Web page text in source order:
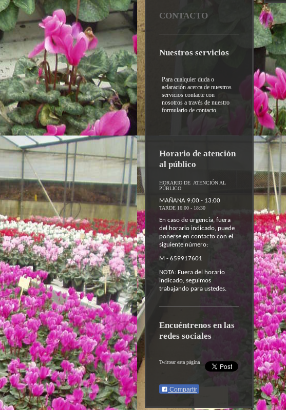
CONTACTO
Nuestros servicios
Para cualquier duda o
aclaración acerca de nuestros
servicios contacte con
nosotros a través de nuestro
formulario de contacto.
Horario de atención
al público
HORARIO DE ATENCIÓN AL
PÚBLICO:
MAÑANA 9:00 - 13:00
TARDE 16:00 - 18:30
En caso de urgencia, fuera
del horario indicado, puede
ponerse en contacto con el
siguiente número:
M - 659917601
NOTA: Fuera del horario
indicado, seguimos
trabajando para ustedes.
Encuéntrenos en las
redes sociales
Twittear esta página
Compartir